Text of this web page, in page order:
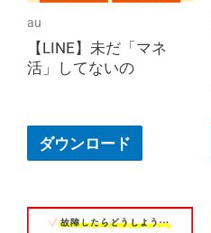
au
【LINE】未だ「マネ
活」してないの
ダウンロード